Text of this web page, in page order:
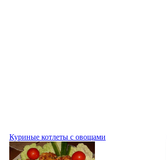
Куриные котлеты с овощами